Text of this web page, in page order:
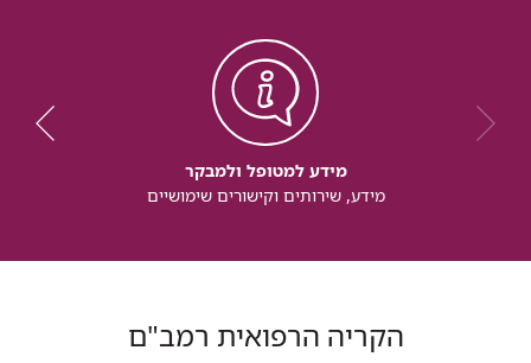
מידע למטופל ולמבקר
מידע, שירותים וקישורים שימושיים
הקריה הרפואית רמב"ם